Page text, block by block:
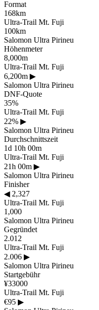
Format
168km
Ultra-Trail Mt. Fuji
100km
Salomon Ultra Pirineu
Höhenmeter
8,000m
Ultra-Trail Mt. Fuji
6,200m ▶
Salomon Ultra Pirineu
DNF-Quote
35%
Ultra-Trail Mt. Fuji
22% ▶
Salomon Ultra Pirineu
Durchschnittszeit
1d 10h 00m
Ultra-Trail Mt. Fuji
21h 00m ▶
Salomon Ultra Pirineu
Finisher
◀2,327
Ultra-Trail Mt. Fuji
1,000
Salomon Ultra Pirineu
Gegründet
2.012
Ultra-Trail Mt. Fuji
2.006 ▶
Salomon Ultra Pirineu
Startgebühr
¥33000
Ultra-Trail Mt. Fuji
€95 ▶